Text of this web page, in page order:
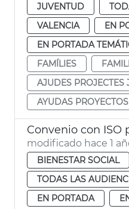
JUVENTUD
VALENCIA
EN
EN PORTADA
FAMÍLIES
AJUDES PROJECTES
AYUDAS
modificado hace 1
BIENESTAR SOCIAL
TODAS LAS
EN PORTADA